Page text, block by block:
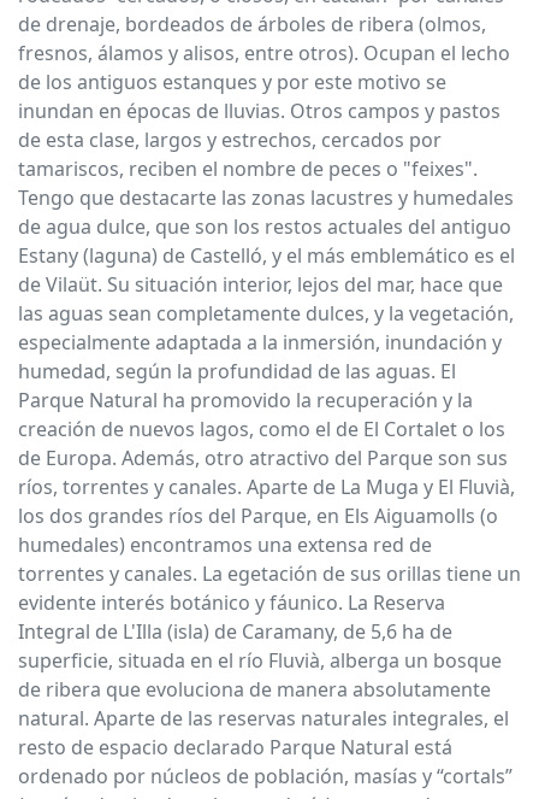
de drenaje, bordeados de árboles de ribera (olmos,
fresnos, álamos y alisos, entre otros). Ocupan el lecho
de los antiguos estanques y por este motivo se
inundan en épocas de lluvias. Otros campos y pastos
de esta clase, largos y estrechos, cercados por
tamariscos, reciben el nombre de peces o "feixes".
Tengo que destacarte las zonas lacustres y humedales
de agua dulce, que son los restos actuales del antiguo
Estany (laguna) de Castelló, y el más emblemático es el
de Vilaüt. Su situación interior, lejos del mar, hace que
las aguas sean completamente dulces, y la vegetación,
especialmente adaptada a la inmersión, inundación y
humedad, según la profundidad de las aguas. El
Parque Natural ha promovido la recuperación y la
creación de nuevos lagos, como el de El Cortalet o los
de Europa. Además, otro atractivo del Parque son sus
ríos, torrentes y canales. Aparte de La Muga y El Fluvià,
los dos grandes ríos del Parque, en Els Aiguamolls (o
humedales) encontramos una extensa red de
torrentes y canales. La egetación de sus orillas tiene un
evidente interés botánico y fáunico. La Reserva
Integral de L'Illa (isla) de Caramany, de 5,6 ha de
superficie, situada en el río Fluvià, alberga un bosque
de ribera que evoluciona de manera absolutamente
natural. Aparte de las reservas naturales integrales, el
resto de espacio declarado Parque Natural está
ordenado por núcleos de población, masías y “cortals”